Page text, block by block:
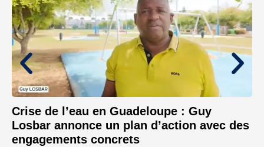
Crise de l’eau en Guadeloupe : Guy
Losbar annonce un plan d’action avec des
engagements concrets